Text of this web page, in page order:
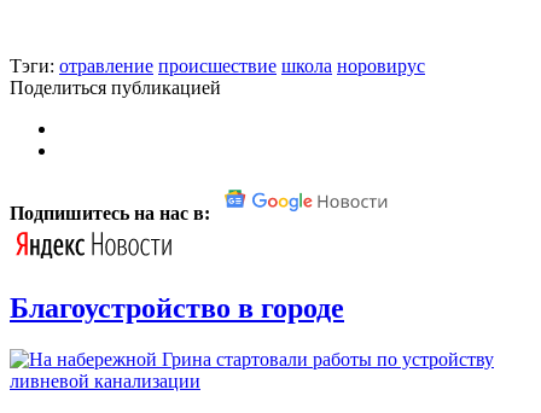
Тэги: отравление происшествие школа норовирус
Поделиться публикацией
Подпишитесь на нас в:
Благоустройство в городе